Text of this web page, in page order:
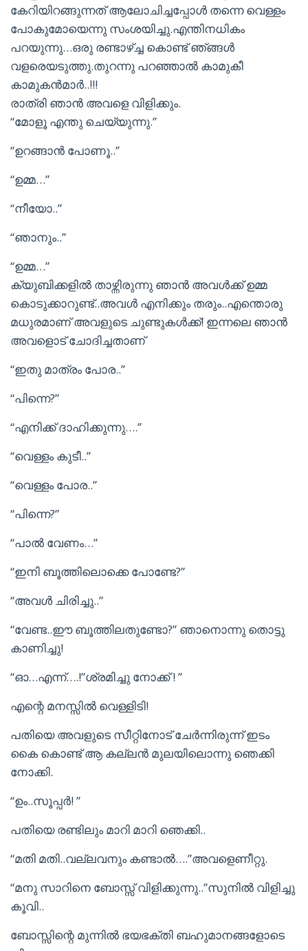
കേറിയിറങ്ങുന്നത് ആലോചിച്ചപ്പോള്‍ തന്നെ വെള്ളം
പോകുമോയെന്നു സംശയിച്ചു.എന്തിനധികം
പറയുന്നു…ഒരു രണ്ടാഴ്ച്ച കൊണ്ട് ഞ്ങ്ങള്‍
വളരെയടുത്തു.തുറന്നു പറഞ്ഞാല്‍ കാമുകീ
കാമുകന്‍മാര്‍..!!!
രാത്രി ഞാന്‍ അവളെ വിളിക്കും.
“മോളൂ എന്തു ചെയ്യുന്നു.”
“ഉറങ്ങാന്‍ പോണൂ..”
“ഉമ്മ…”
“നീയോ..”
“ഞാനും..”
“ഉമ്മ…”
ക്യുബിക്കളില്‍ താഴ്ന്നിരുന്നു ഞാന്‍ അവള്‍ക്ക് ഉമ്മ
കൊടുക്കാറുണ്ട്..അവള്‍ എനിക്കും തരും..എന്തൊരു
മധുരമാണ്‌ അവളുടെ ചുണ്ടുകള്‍ക്ക്! ഇന്നലെ ഞാന്‍
അവളൊട് ചോദിച്ചതാണ്‌
“ഇതു മാത്രം പോര..”
“പിന്നെ?”
“എനിക്ക് ദാഹിക്കുന്നു….”
“വെള്ളം കുടീ..”
“വെള്ളം പോര..”
“പിന്നെ?”
“പാല്‍ വേണം…”
“ഇനി ബൂത്തിലൊക്കെ പോണ്ടേ?”
“അവള്‍ ചിരിച്ചു..”
“വേണ്ട..ഈ ബൂത്തിലതുണ്ടോ?” ഞാനൊന്നു തൊട്ടു
കാണിച്ചു!
“ഓ…എന്ന്….!”ശ്രമിച്ചു നോക്ക്‌ ! ”
എന്റെ മനസ്സില്‍ വെള്ളിടി!
പതിയെ അവളുടെ സീറ്റിനോട് ചേര്‍ന്നിരുന്ന് ഇടം
കൈ കൊണ്ട് ആ കല്ലന്‍ മുലയിലൊന്നു ഞെക്കി
നോക്കി.
“ഉം..സൂപ്പര്‍! ”
പതിയെ രണ്ടിലും മാറി മാറി ഞെക്കി..
“മതി മതി..വല്ലവനും കണ്ടാല്‍….”അവളെണീറ്റു.
“മനു സാറിനെ ബോസ്സ് വിളിക്കുന്നു..”സുനില്‍ വിളിച്ചു
കൂവി..
ബോസ്സിന്റെ മുന്നില്‍ ഭയഭക്തി ബഹുമാനങ്ങളോടെ